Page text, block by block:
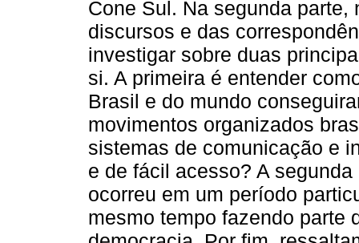
Cone Sul. Na segunda
discursos e das
investigar sobre duas
si. A primeira é entender
Brasil e do mundo
movimentos organizados
sistemas de comunicação e
e de fácil acesso? A
ocorreu em um período
mesmo tempo fazendo parte